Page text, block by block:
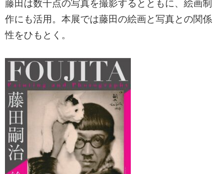
藤田は数千点の写真を撮影するとともに、絵画制
作にも活用。本展では藤田の絵画と写真との関係
性をひもとく。